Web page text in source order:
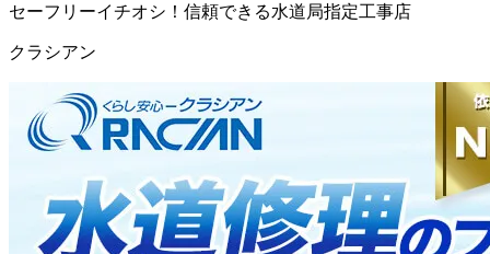
セーフリーイチオシ！信頼できる水道局指定工事店
クラシアン